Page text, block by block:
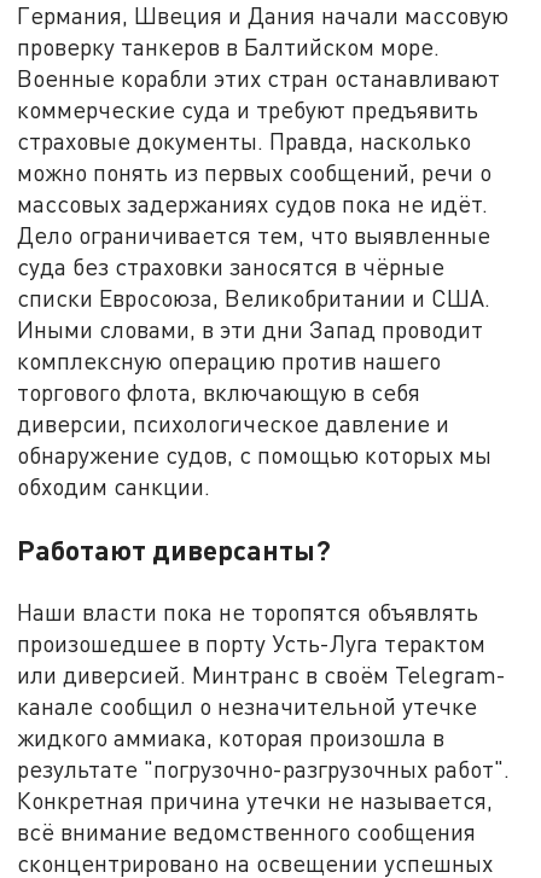
Германия, Швеция и Дания начали массовую
проверку танкеров в Балтийском море.
Военные корабли этих стран останавливают
коммерческие суда и требуют предъявить
страховые документы. Правда, насколько
можно понять из первых сообщений, речи о
массовых задержаниях судов пока не идёт.
Дело ограничивается тем, что выявленные
суда без страховки заносятся в чёрные
списки Евросоюза, Великобритании и США.
Иными словами, в эти дни Запад проводит
комплексную операцию против нашего
торгового флота, включающую в себя
диверсии, психологическое давление и
обнаружение судов, с помощью которых мы
обходим санкции.
Работают диверсанты?
Наши власти пока не торопятся объявлять
произошедшее в порту Усть-Луга терактом
или диверсией. Минтранс в своём Telegram-
канале сообщил о незначительной утечке
жидкого аммиака, которая произошла в
результате "погрузочно-разгрузочных работ".
Конкретная причина утечки не называется,
всё внимание ведомственного сообщения
сконцентрировано на освещении успешных